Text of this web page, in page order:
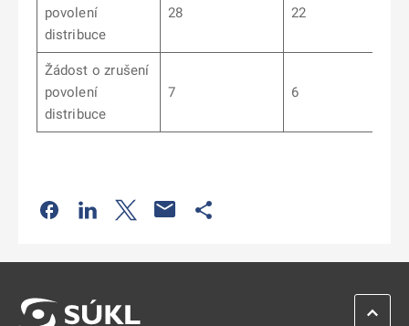
povolení
distribuce
28 22
Žádost o zrušení
povolení
distribuce
7 6
Odkaz se otevře na nové kartě
Odkaz se otevře na nové kartě
Odkaz se otevře na nové kartě
ZPĚT